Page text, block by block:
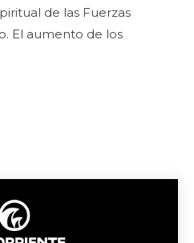
de las Fuerzas
El aumento de los